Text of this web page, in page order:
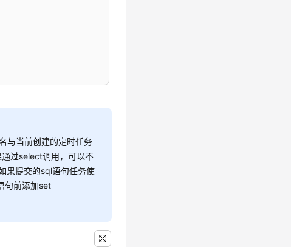
与当前创建的定时任务
通过select调用，可以不
果提交的sql语句任务使
句前添加set